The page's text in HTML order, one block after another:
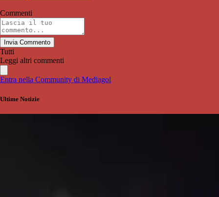
Commenti
Invia Commento
Tutti
Leggi altri commenti
Entra nella Community di Mediagol
Ultime Notizie